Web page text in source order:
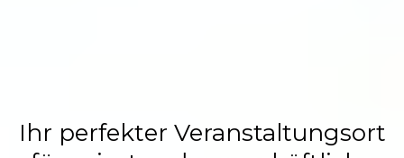
Ihr perfekter Veranstaltungsort